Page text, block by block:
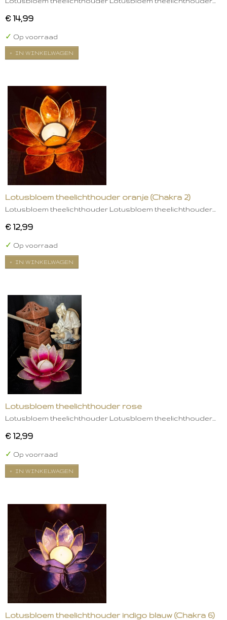
€ 14,99
✓ Op voorraad
IN WINKELWAGEN
Lotusbloem theelichthouder oranje (Chakra 2)
Lotusbloem theelichthouder Lotusbloem theelichthouder…
€ 12,99
✓ Op voorraad
IN WINKELWAGEN
Lotusbloem theelichthouder rose
Lotusbloem theelichthouder Lotusbloem theelichthouder…
€ 12,99
✓ Op voorraad
IN WINKELWAGEN
Lotusbloem theelichthouder indigo blauw (Chakra 6)